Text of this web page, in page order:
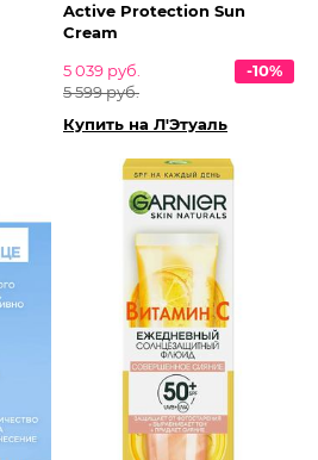
Active Protection Sun
Cream
5 039 руб.
5 599 руб.
-10%
Купить на Л'Этуаль